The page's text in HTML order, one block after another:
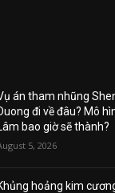
án tham nhũng
đi về đâu? Mô
bao giờ sẽ thành?
5, 2026
hoảng kim